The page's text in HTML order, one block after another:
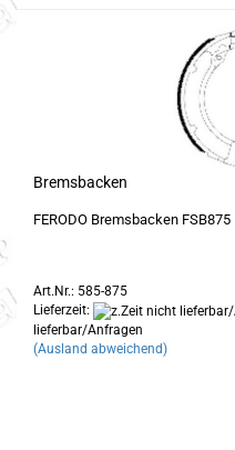
Bremsbacken
FERODO Bremsbacken FSB875
Art.Nr.: 585-875
Lieferzeit:
lieferbar/Anfragen
(Ausland abweichend)